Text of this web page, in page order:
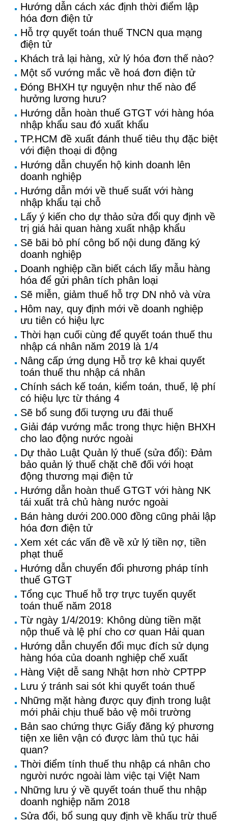
Hướng dẫn cách xác định thời điểm lập
hóa đơn điện tử
Hỗ trợ quyết toán thuế TNCN qua mạng
điện tử
Khách trả lại hàng, xử lý hóa đơn thế nào?
Một số vướng mắc về hoá đơn điện tử
Đóng BHXH tự nguyện như thế nào để
hưởng lương hưu?
Hướng dẫn hoàn thuế GTGT với hàng hóa
nhập khẩu sau đó xuất khẩu
TP.HCM đề xuất đánh thuế tiêu thụ đặc biệt
với điện thoại di động
Hướng dẫn chuyển hộ kinh doanh lên
doanh nghiệp
Hướng dẫn mới về thuế suất với hàng
nhập khẩu tại chỗ
Lấy ý kiến cho dự thảo sửa đổi quy định về
trị giá hải quan hàng xuất nhập khẩu
Sẽ bãi bỏ phí công bố nội dung đăng ký
doanh nghiệp
Doanh nghiệp cần biết cách lấy mẫu hàng
hóa để gửi phân tích phân loại
Sẽ miễn, giảm thuế hỗ trợ DN nhỏ và vừa
Hôm nay, quy định mới về doanh nghiệp
ưu tiên có hiệu lực
Thời hạn cuối cùng để quyết toán thuế thu
nhập cá nhân năm 2019 là 1/4
Nâng cấp ứng dụng Hỗ trợ kê khai quyết
toán thuế thu nhập cá nhân
Chính sách kế toán, kiểm toán, thuế, lệ phí
có hiệu lực từ tháng 4
Sẽ bổ sung đối tượng ưu đãi thuế
Giải đáp vướng mắc trong thực hiện BHXH
cho lao động nước ngoài
Dự thảo Luật Quản lý thuế (sửa đổi): Đảm
bảo quản lý thuế chặt chẽ đối với hoạt
động thương mại điện tử
Hướng dẫn hoàn thuế GTGT với hàng NK
tái xuất trả chủ hàng nước ngoài
Bán hàng dưới 200.000 đồng cũng phải lập
hóa đơn điện tử
Xem xét các vấn đề về xử lý tiền nợ, tiền
phạt thuế
Hướng dẫn chuyển đổi phương pháp tính
thuế GTGT
Tổng cục Thuế hỗ trợ trực tuyến quyết
toán thuế năm 2018
Từ ngày 1/4/2019: Không dùng tiền mặt
nộp thuế và lệ phí cho cơ quan Hải quan
Hướng dẫn chuyển đổi mục đích sử dụng
hàng hóa của doanh nghiệp chế xuất
Hàng Việt dễ sang Nhật hơn nhờ CPTPP
Lưu ý tránh sai sót khi quyết toán thuế
Những mặt hàng được quy định trong luật
mới phải chịu thuế bảo vệ môi trường
Bản sao chứng thực Giấy đăng ký phương
tiện xe liên vận có được làm thủ tục hải
quan?
Thời điểm tính thuế thu nhập cá nhân cho
người nước ngoài làm việc tại Việt Nam
Những lưu ý về quyết toán thuế thu nhập
doanh nghiệp năm 2018
Sửa đổi, bổ sung quy định về khấu trừ thuế